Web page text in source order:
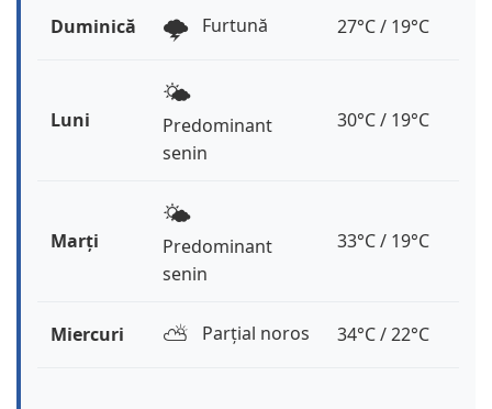
Duminică 🌩️ Furtună 27°C / 19°C
Luni
🌤️
Predominant
senin
30°C / 19°C
Marți
🌤️
Predominant
senin
33°C / 19°C
Miercuri ⛅️ Parțial noros 34°C / 22°C